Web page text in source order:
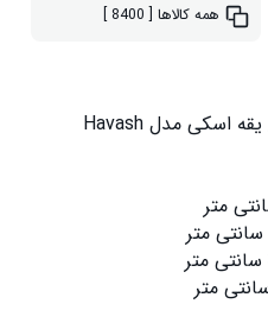
همه کالاها [ 8400 ]